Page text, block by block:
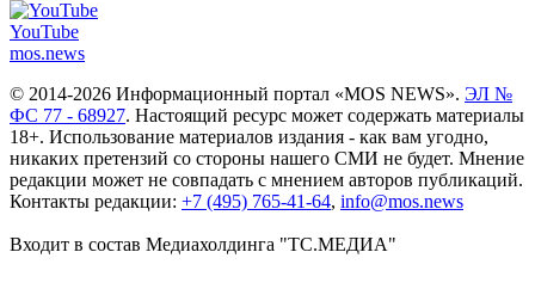
YouTube
mos.news
© 2014-2026 Информационный портал «MOS NEWS». ЭЛ №
ФС 77 - 68927. Настоящий ресурс может содержать материалы
18+. Использование материалов издания - как вам угодно,
никаких претензий со стороны нашего СМИ не будет. Мнение
редакции может не совпадать с мнением авторов публикаций.
Контакты редакции: +7 (495) 765-41-64, info@mos.news
Входит в состав Медиахолдинга "ТС.МЕДИА"